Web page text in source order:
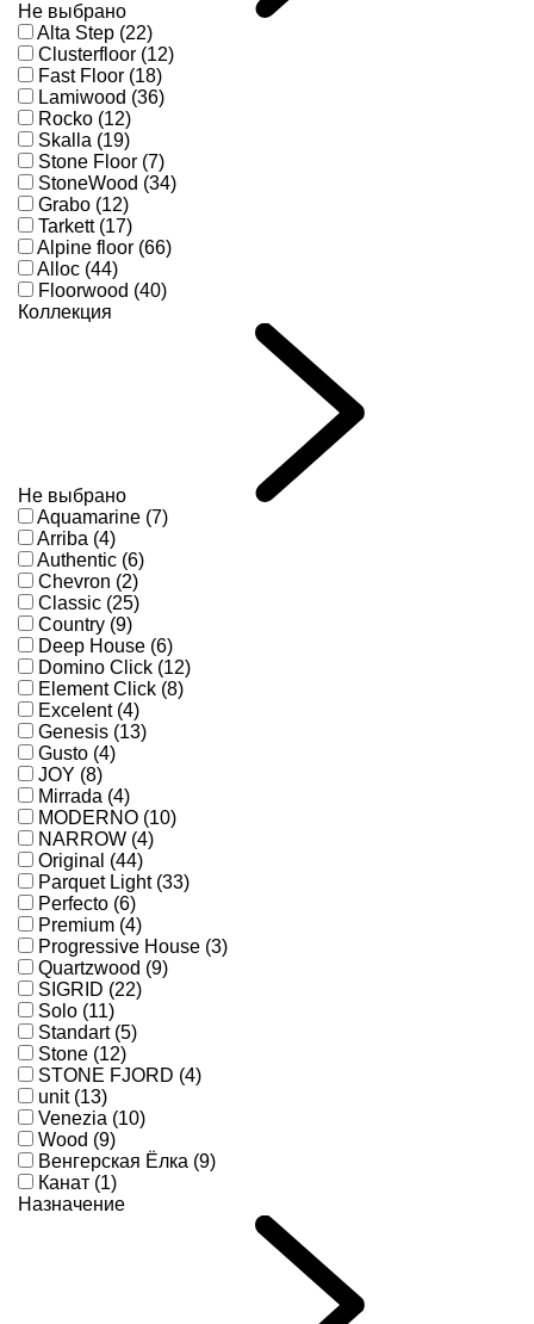
Не выбрано
Alta Step (22)
Clusterfloor (12)
Fast Floor (18)
Lamiwood (36)
Rocko (12)
Skalla (19)
Stone Floor (7)
StoneWood (34)
Grabo (12)
Tarkett (17)
Alpine floor (66)
Alloc (44)
Floorwood (40)
Коллекция
Не выбрано
Aquamarine (7)
Arriba (4)
Authentic (6)
Chevron (2)
Classic (25)
Country (9)
Deep House (6)
Domino Click (12)
Element Click (8)
Excelent (4)
Genesis (13)
Gusto (4)
JOY (8)
Mirrada (4)
MODERNO (10)
NARROW (4)
Original (44)
Parquet Light (33)
Perfecto (6)
Premium (4)
Progressive House (3)
Quartzwood (9)
SIGRID (22)
Solo (11)
Standart (5)
Stone (12)
STONE FJORD (4)
unit (13)
Venezia (10)
Wood (9)
Венгерская Ёлка (9)
Канат (1)
Назначение